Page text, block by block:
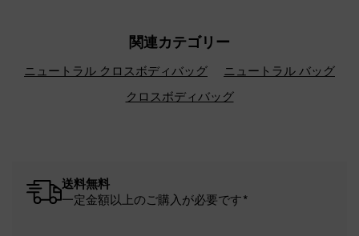
関連カテゴリー
ニュートラル クロスボディバッグ
ニュートラル バッグ
クロスボディバッグ
送料無料
一定金額以上のご購入が必要です*